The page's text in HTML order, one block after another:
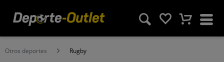
Otros deportes Rugby